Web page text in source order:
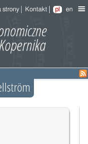
strony Kontakt pl en